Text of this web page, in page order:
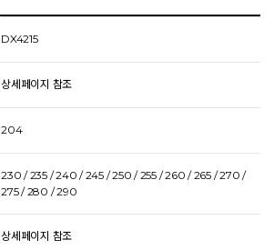
DX4215
상세페이지 참조
204
230 / 235 / 240 / 245 / 250 / 255 / 260 / 265 / 270 /
275 / 280 / 290
상세페이지 참조